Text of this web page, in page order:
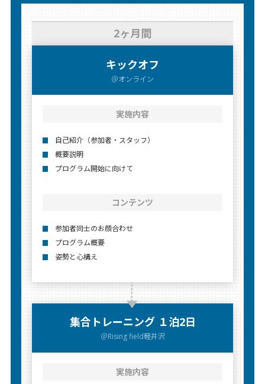
2ヶ月間
キックオフ
＠オンライン
実施内容
自己紹介（参加者・スタッフ）
概要説明
プログラム開始に向けて
コンテンツ
参加者同士のお顔合わせ
プログラム概要
姿勢と心構え
集合トレーニング １泊2⽇
＠Rising field軽井沢
実施内容